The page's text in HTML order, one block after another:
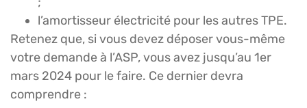
l’amortisseur électricité pour les autres TPE.
Retenez que, si vous devez déposer vous-même
votre demande à l’ASP, vous avez jusqu’au 1er
mars 2024 pour le faire. Ce dernier devra
comprendre :